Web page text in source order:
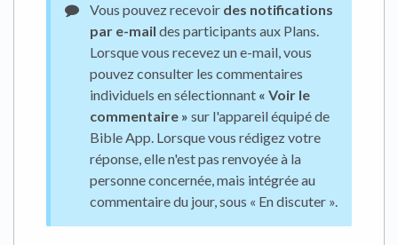
Vous pouvez recevoir des notifications
par e-mail des participants aux Plans.
Lorsque vous recevez un e-mail, vous
pouvez consulter les commentaires
individuels en sélectionnant « Voir le
commentaire » sur l'appareil équipé de
Bible App. Lorsque vous rédigez votre
réponse, elle n'est pas renvoyée à la
personne concernée, mais intégrée au
commentaire du jour, sous « En discuter ».